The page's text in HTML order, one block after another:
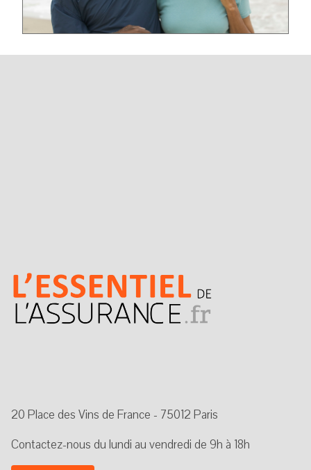
20 Place des Vins de France - 75012 Paris
Contactez-nous du lundi au vendredi de 9h à 18h